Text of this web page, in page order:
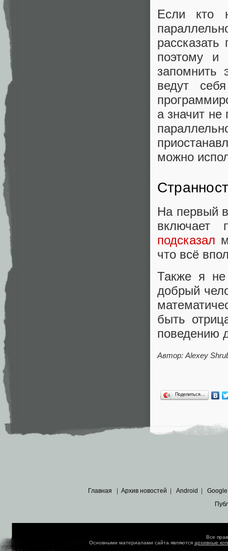
Если кто
поэтому и
запомнить
ведут
а значит
можно
На первый
включает
подсказал
что всё
Также я не
добрый
быть
поведению
Автор: Alexey
Поделиться…
Главная | Архив новостей | Android | Google
Все
Основными материалами сайта являются архивные